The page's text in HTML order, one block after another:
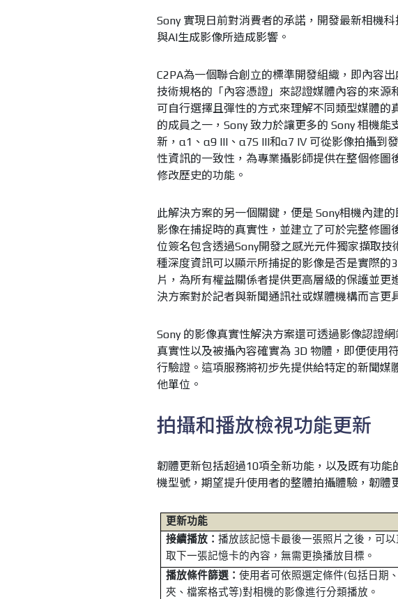
Sony 實現日前對消費者的承諾，開發最新相機
與AI生成影像所造成影響。
C2PA為一個聯合創立的標準開發組織，即內容
技術規格的「內容憑證」來認證媒體內容的來源
可自行選擇且彈性的方式來理解不同類型媒體的
的成員之一，Sony 致力於讓更多的 Sony 相機
新，α1、α9 III、α7S III和α7 IV 可從影像拍攝到
性資訊的一致性，為專業攝影師提供在整個修圖
修改歷史的功能。
此解決方案的另一個關鍵，便是 Sony相機內建
影像在捕捉時的真實性，並建立了可於完整修圖
位簽名包含透過Sony開發之感光元件獨家擷取
種深度資訊可以顯示所捕捉的影像是否是實際的
片，為所有權益關係者提供更高層級的保護並更
決方案對於記者與新聞通訊社或媒體機構而言更
Sony 的影像真實性解決方案還可透過影像認證
真實性以及被攝內容確實為 3D 物體，即便使用
行驗證。這項服務將初步先提供給特定的新聞媒
他單位。
拍攝和播放檢視功能更新
韌體更新包括超過10項全新功能，以及既有功能
機型號，期望提升使用者的整體拍攝體驗，韌體
更新功能
接續播放：播放該記憶卡最後一張照片之後，可以
取下一張記憶卡的內容，無需更換播放目標。
播放條件篩選：使用者可依照選定條件(包括日期
夾、檔案格式等)對相機的影像進行分類播放。